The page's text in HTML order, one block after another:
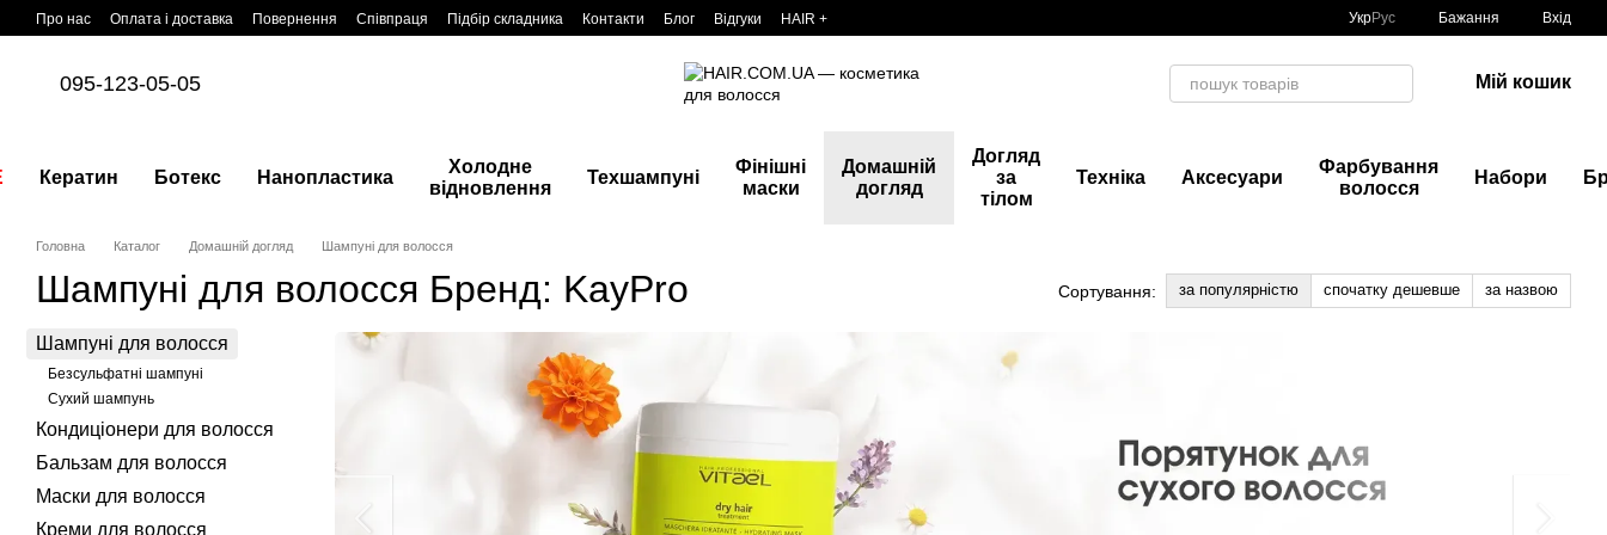
Перейти до основного контенту
Про нас Оплата і доставка Повернення Співпраця Підбір складника Контакти Блог Відгуки HAIR + УкрРус Бажання Вхід
095-123-05-05 Мій кошик
Кератин Ботекс Нанопластика
Холодне
відновлення
Техшампуні
Фінішні
маски
Домашній
догляд
Догляд
за
тілом
Техніка Аксесуари
Фарбування
волосся
Набори
Головна Каталог Домашній догляд Шампуні для волосся
Шампуні для волосся Бренд: KayPro Сортування: за популярністю спочатку дешевше за назвою
Шампуні для волосся
Безсульфатні шампуні
Сухий шампунь
Кондиціонери для волосся
Бальзам для волосся
Маски для волосся
Креми для волосся